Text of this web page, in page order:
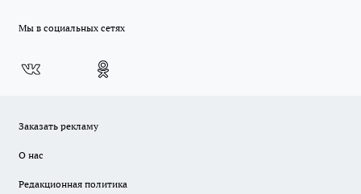
Мы в социальных сетях
Заказать рекламу
О нас
Редакционная политика